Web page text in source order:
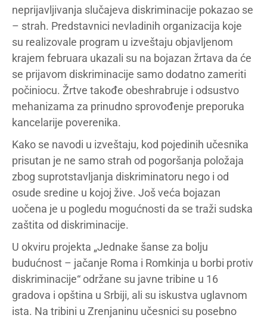
neprijavljivanja slučajeva diskriminacije pokazao se
– strah. Predstavnici nevladinih organizacija koje
su realizovale program u izveštaju objavljenom
krajem februara ukazali su na bojazan žrtava da će
se prijavom diskriminacije samo dodatno zameriti
počiniocu. Žrtve takođe obeshrabruje i odsustvo
mehanizama za prinudno sprovođenje preporuka
kancelarije poverenika.
Kako se navodi u izveštaju, kod pojedinih učesnika
prisutan je ne samo strah od pogoršanja položaja
zbog suprotstavljanja diskriminatoru nego i od
osude sredine u kojoj žive. Još veća bojazan
uočena je u pogledu mogućnosti da se traži sudska
zaštita od diskriminacije.
U okviru projekta „Jednake šanse za bolju
budućnost – jačanje Roma i Romkinja u borbi protiv
diskriminacije“ održane su javne tribine u 16
gradova i opština u Srbiji, ali su iskustva uglavnom
ista. Na tribini u Zrenjaninu učesnici su posebno